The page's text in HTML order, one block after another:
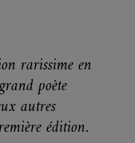
rarissime en
poète
autres
édition.